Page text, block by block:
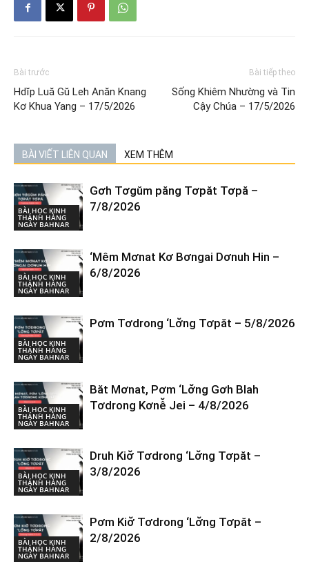
Bài trước
Hdĭp Luă Gŭ Leh Anăn Knang
Kơ Khua Yang – 17/5/2026
Bài tiếp theo
Sống Khiêm Nhường và Tin
Cậy Chúa – 17/5/2026
BÀI VIẾT LIÊN QUAN XEM THÊM
BÀI HỌC KINH
THÁNH HÀNG
NGÀY BAHNAR
Gơh Tơgŭm păng Tơpăt Tơpă –
7/8/2026
BÀI HỌC KINH
THÁNH HÀNG
NGÀY BAHNAR
‘Mêm Mơnat Kơ Bơngai Dơnuh Hin –
6/8/2026
BÀI HỌC KINH
THÁNH HÀNG
NGÀY BAHNAR
Pơm Tơdrong ‘Lơ̆ng Tơpăt – 5/8/2026
BÀI HỌC KINH
THÁNH HÀNG
NGÀY BAHNAR
Băt Mơnat, Pơm ‘Lơ̆ng Gơh Blah
Tơdrong Kơnê̆ Jei – 4/8/2026
BÀI HỌC KINH
THÁNH HÀNG
NGÀY BAHNAR
Druh Kiơ̆ Tơdrong ‘Lơ̆ng Tơpăt –
3/8/2026
BÀI HỌC KINH
THÁNH HÀNG
NGÀY BAHNAR
Pơm Kiơ̆ Tơdrong ‘Lơ̆ng Tơpăt –
2/8/2026